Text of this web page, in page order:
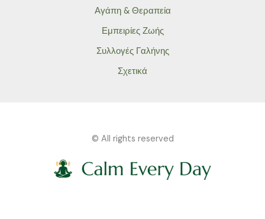
Αγάπη & Θεραπεία
Εμπειρίες Ζωής
Συλλογές Γαλήνης
Σχετικά
© All rights reserved